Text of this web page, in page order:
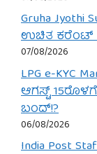
Gruha
ಉಚಿತ ಕರೆಂಟ್
07/08/2026
LPG e-KYC
ಆಗಸ್ಟ್
ಬಂದ್!?
06/08/2026
India Post